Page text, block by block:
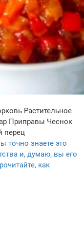
Растительное
Приправы Чеснок
перец
точно знаете это
и, думаю, вы его
как